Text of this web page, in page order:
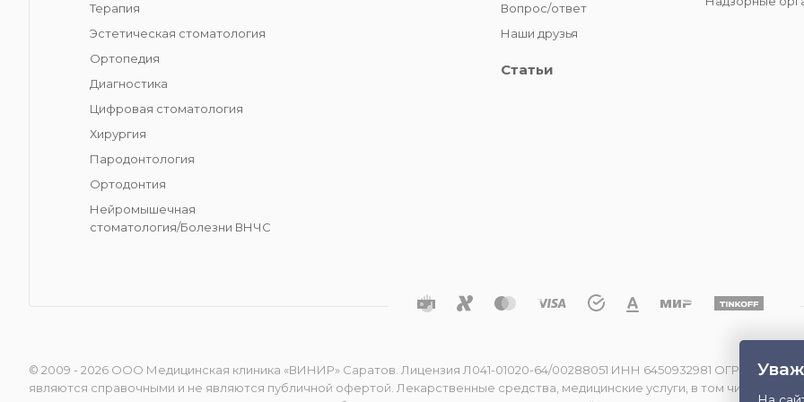
Терапия
Эстетическая стоматология
Ортопедия
Диагностика
Цифровая стоматология
Хирургия
Пародонтология
Ортодонтия
Нейромышечная
стоматология/Болезни ВНЧС
Вопрос/ответ
Наши друзья
Статьи
© 2009 - 2026 ООО Медицинская клиника «ВИНИР» Саратов. Лицензия Л041-01020-64/00288051 ИНН 6450932981 ОГРН
являются справочными и не являются публичной офертой. Лекарственные средства, медицинские услуги, в том числе